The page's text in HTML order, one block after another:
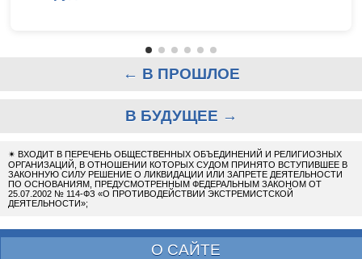
← В ПРОШЛОЕ
В БУДУЩЕЕ →
✴ ВХОДИТ В ПЕРЕЧЕНЬ ОБЩЕСТВЕННЫХ ОБЪЕДИНЕНИЙ И РЕЛИГИОЗНЫХ
ОРГАНИЗАЦИЙ, В ОТНОШЕНИИ КОТОРЫХ СУДОМ ПРИНЯТО ВСТУПИВШЕЕ В
ЗАКОННУЮ СИЛУ РЕШЕНИЕ О ЛИКВИДАЦИИ ИЛИ ЗАПРЕТЕ ДЕЯТЕЛЬНОСТИ
ПО ОСНОВАНИЯМ, ПРЕДУСМОТРЕННЫМ ФЕДЕРАЛЬНЫМ ЗАКОНОМ ОТ
25.07.2002 № 114-ФЗ «О ПРОТИВОДЕЙСТВИИ ЭКСТРЕМИСТСКОЙ
ДЕЯТЕЛЬНОСТИ»;
О САЙТЕ